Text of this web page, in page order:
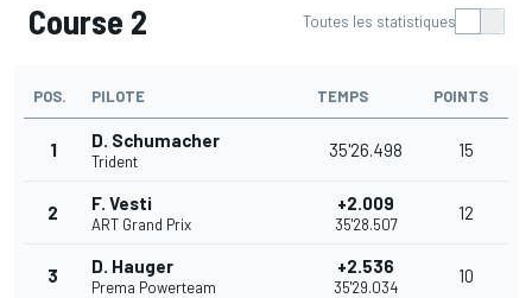
Course 2 Toutes les statistiques
POS. PILOTE TEMPS POINTS
1 D. Schumacher
Trident
35'26.498 15
2 F. Vesti
ART Grand Prix
+2.009
35'28.507
12
3 D. Hauger
Prema Powerteam
+2.536
35'29.034
10